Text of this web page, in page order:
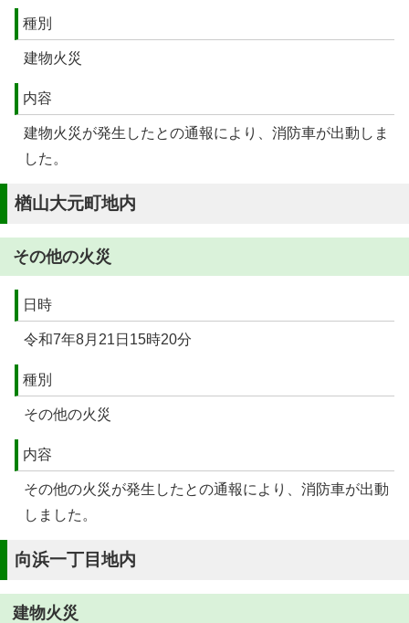
種別
建物火災
内容
建物火災が発生したとの通報により、消防車が出動しま
した。
楢山大元町地内
その他の火災
日時
令和7年8月21日15時20分
種別
その他の火災
内容
その他の火災が発生したとの通報により、消防車が出動
しました。
向浜一丁目地内
建物火災